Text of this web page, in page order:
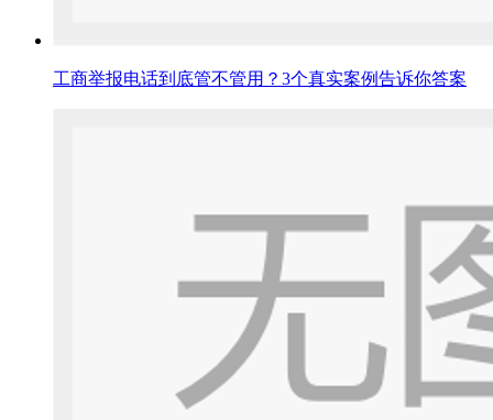
工商举报电话到底管不管用？3个真实案例告诉你答案